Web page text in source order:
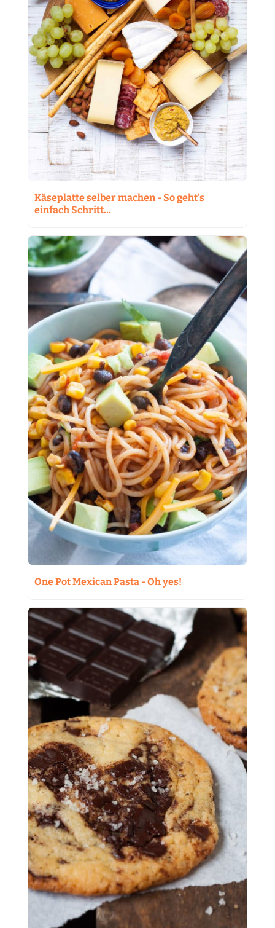
Käseplatte selber machen - So geht's
einfach Schritt…
One Pot Mexican Pasta - Oh yes!